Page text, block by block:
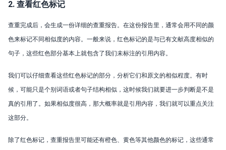
2. 查看红色标记
查重完成后，会生成一份详细的查重报告。在这份报告里，通常会用不同的颜
色来标记不同相似度的内容。一般来说，红色标记的是与已有文献高度相似的
句子，这些红色部分基本上就包含了我们未标注的引用内容。
我们可以仔细查看这些红色标记的部分，分析它们和原文的相似程度。有时
候，可能只是个别词语或者句子结构相似，这时候我们就要进一步判断是不是
真的引用了。如果相似度很高，那大概率就是引用内容，我们就可以重点关注
这部分。
除了红色标记，查重报告里可能还有橙色、黄色等其他颜色的标记，这些通常